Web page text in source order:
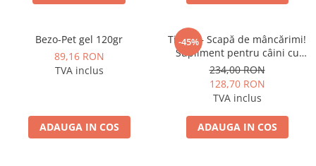
Bezo-Pet gel 120gr
89,16 RON
TVA inclus
ADAUGA IN COS
-45%
Tipaw – Scapă de mâncărimi!
Supliment pentru câini cu
probleme de piele, 60 de
comprimate masticabile moi
234,00 RON
128,70 RON
TVA inclus
ADAUGA IN COS